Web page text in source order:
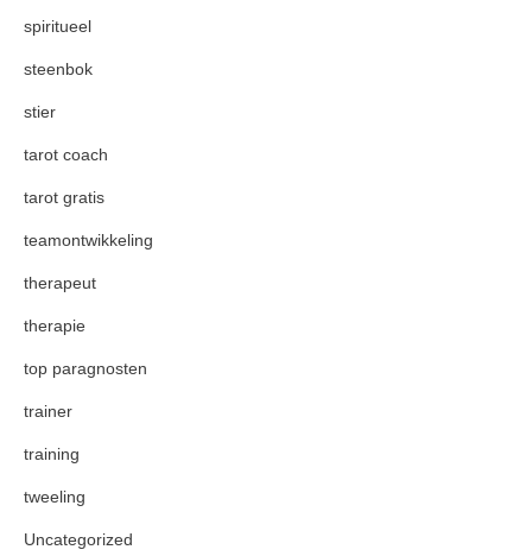
spiritueel
steenbok
stier
tarot coach
tarot gratis
teamontwikkeling
therapeut
therapie
top paragnosten
trainer
training
tweeling
Uncategorized